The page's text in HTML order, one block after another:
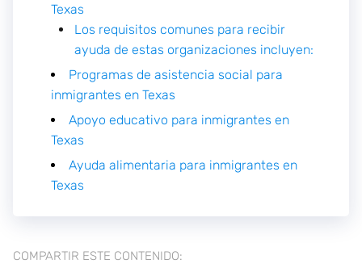
Texas
Los requisitos comunes para recibir
ayuda de estas organizaciones incluyen:
Programas de asistencia social para
inmigrantes en Texas
Apoyo educativo para inmigrantes en
Texas
Ayuda alimentaria para inmigrantes en
Texas
COMPARTIR ESTE CONTENIDO: